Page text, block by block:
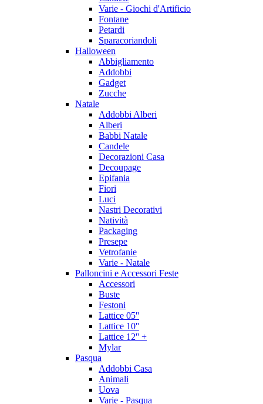
Varie - Giochi d'Artificio
Fontane
Petardi
Sparacoriandoli
Halloween
Abbigliamento
Addobbi
Gadget
Zucche
Natale
Addobbi Alberi
Alberi
Babbi Natale
Candele
Decorazioni Casa
Decoupage
Epifania
Fiori
Luci
Nastri Decorativi
Natività
Packaging
Presepe
Vetrofanie
Varie - Natale
Palloncini e Accessori Feste
Accessori
Buste
Festoni
Lattice 05''
Lattice 10''
Lattice 12'' +
Mylar
Pasqua
Addobbi Casa
Animali
Uova
Varie - Pasqua